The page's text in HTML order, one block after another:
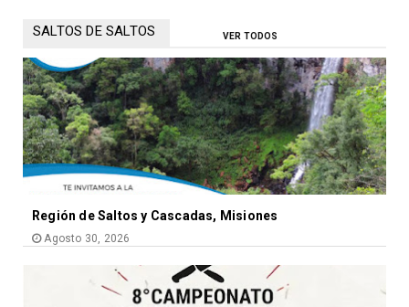
SALTOS DE SALTOS VER TODOS
Región de Saltos y Cascadas, Misiones
Agosto 30, 2026